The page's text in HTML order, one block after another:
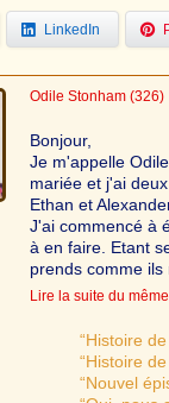
LinkedIn
Odile Stonham (326)
Bonjour,
Je m'appelle
mariée et j'ai
Ethan et
J'ai commencé à
à en faire. Etant
prends comme ils
Lire la suite du
“Histoire
“Histoire
“Nouvel